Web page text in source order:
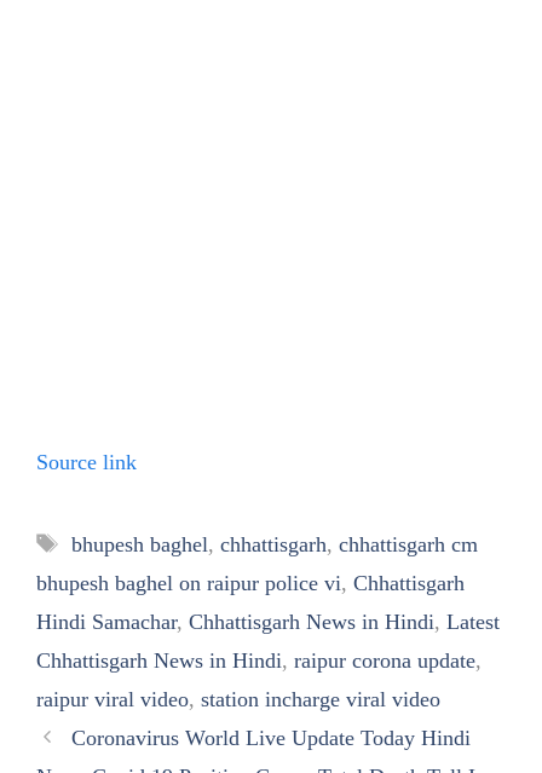
Source link
Tags
bhupesh baghel, chhattisgarh, chhattisgarh cm
bhupesh baghel on raipur police vi, Chhattisgarh
Hindi Samachar, Chhattisgarh News in Hindi, Latest
Chhattisgarh News in Hindi, raipur corona update,
raipur viral video, station incharge viral video
Coronavirus World Live Update Today Hindi